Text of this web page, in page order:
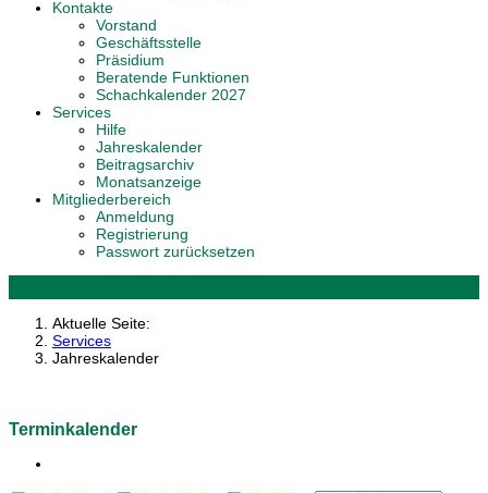
Kontakte
Vorstand
Geschäftsstelle
Präsidium
Beratende Funktionen
Schachkalender 2027
Services
Hilfe
Jahreskalender
Beitragsarchiv
Monatsanzeige
Mitgliederbereich
Anmeldung
Registrierung
Passwort zurücksetzen
Aktuelle Seite:
Services
Jahreskalender
Terminkalender